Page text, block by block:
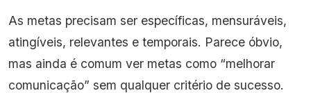
As metas precisam ser específicas, mensuráveis,
atingíveis, relevantes e temporais. Parece óbvio,
mas ainda é comum ver metas como “melhorar
comunicação” sem qualquer critério de sucesso.